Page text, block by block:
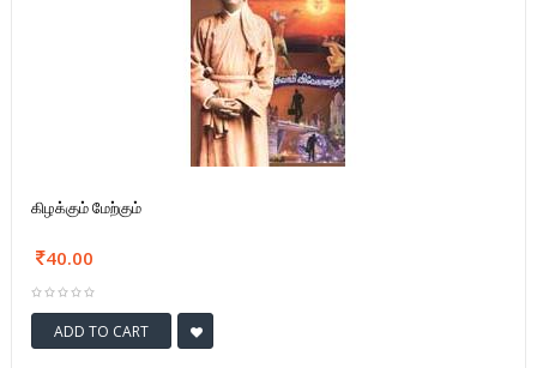
கிழக்கும் மேற்கும்
40.00
ADD TO CART